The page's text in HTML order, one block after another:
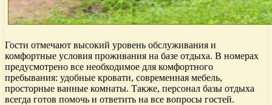
Гости отмечают высокий уровень обслуживания и
комфортные условия проживания на базе отдыха. В номерах
предусмотрено все необходимое для комфортного
пребывания: удобные кровати, современная мебель,
просторные ванные комнаты. Также, персонал базы отдыха
всегда готов помочь и ответить на все вопросы гостей.